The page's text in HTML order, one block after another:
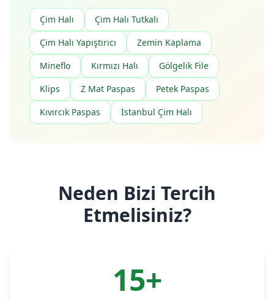
Çim Halı
Çim Halı Tutkalı
Çim Halı Yapıştırıcı
Zemin Kaplama
Mineflo
Kırmızı Halı
Gölgelik File
Klips
Z Mat Paspas
Petek Paspas
Kıvırcık Paspas
İstanbul Çim Halı
Neden Bizi Tercih
Etmelisiniz?
15+